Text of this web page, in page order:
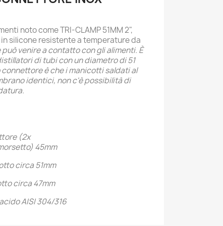
noto come TRI-CLAMP 51MM 2",
silicone resistente a temperature da
può venire a contatto con gli alimenti. È
di tubi con un diametro di 51
è che i manicotti saldati al
identici, non c'è possibilità di
(2x
45mm
circa 51mm
circa 47mm
AISI 304/316